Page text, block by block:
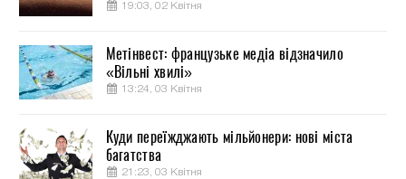
19:03, 02 Квітня
Метінвест: французьке медіа відзначило
«Вільні хвилі»
13:24, 03 Квітня
Куди переїжджають мільйонери: нові міста
багатства
21:23, 03 Квітня